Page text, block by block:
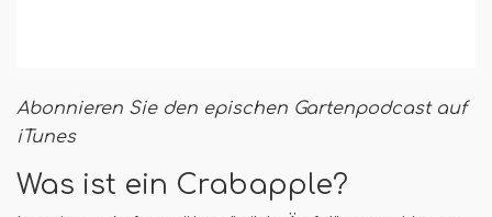
Abonnieren Sie den epischen Gartenpodcast auf
iTunes
Was ist ein Crabapple?